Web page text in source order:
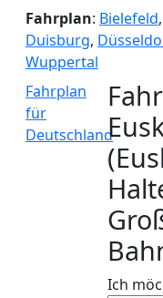
Fahrplan: Bielefeld,
Duisburg,
Wuppertal
Fahrplan
für
Deutschland
Ich